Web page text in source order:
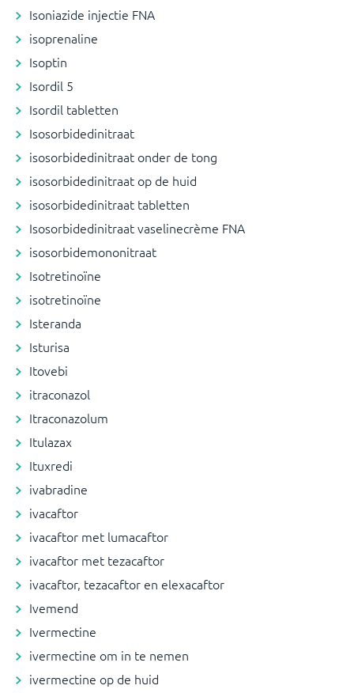
Isoniazide injectie FNA
isoprenaline
Isoptin
Isordil 5
Isordil tabletten
Isosorbidedinitraat
isosorbidedinitraat onder de tong
isosorbidedinitraat op de huid
isosorbidedinitraat tabletten
Isosorbidedinitraat vaselinecrème FNA
isosorbidemononitraat
Isotretinoïne
isotretinoïne
Isteranda
Isturisa
Itovebi
itraconazol
Itraconazolum
Itulazax
Ituxredi
ivabradine
ivacaftor
ivacaftor met lumacaftor
ivacaftor met tezacaftor
ivacaftor, tezacaftor en elexacaftor
Ivemend
Ivermectine
ivermectine om in te nemen
ivermectine op de huid